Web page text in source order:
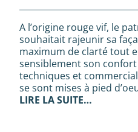
A l’origine rouge vif, le
souhaitait rajeunir sa
maximum de clarté tout
sensiblement son
techniques et
se sont mises à pied
LIRE LA SUITE…